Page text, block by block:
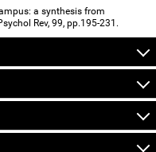
a synthesis from
Rev, 99, pp.195-231.